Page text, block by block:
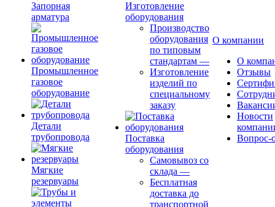
Запорная
арматура
Промышленное
газовое
оборудование
Детали
трубопровода
Мягкие
резервуары
Изготовление
оборудования
Производство
оборудования
по типовым
стандартам —
Изготовление
изделий по
специальному
заказу
Поставка
оборудования
Самовывоз со
склада —
Бесплатная
доставка до
транспортной
О компании
О
Отзывы
Новости
Вопрос-